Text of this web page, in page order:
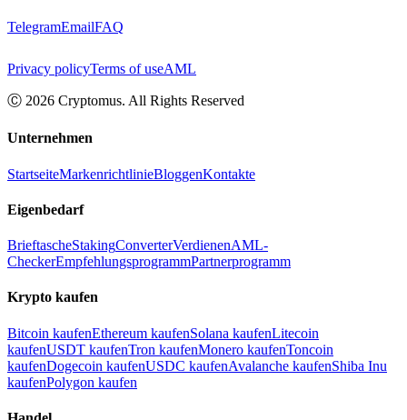
TelegramEmailFAQ
Privacy policyTerms of useAML
Ⓒ 2026 Cryptomus. All Rights Reserved
Unternehmen
StartseiteMarkenrichtlinieBloggenKontakte
Eigenbedarf
BrieftascheStakingConverterVerdienenAML-
CheckerEmpfehlungsprogrammPartnerprogramm
Krypto kaufen
Bitcoin kaufenEthereum kaufenSolana kaufenLitecoin
kaufenUSDT kaufenTron kaufenMonero kaufenToncoin
kaufenDogecoin kaufenUSDC kaufenAvalanche kaufenShiba Inu
kaufenPolygon kaufen